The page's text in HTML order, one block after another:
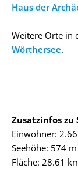
Haus der
Weitere Orte in
Wörthersee.
Zusatzinfos zu
Einwohner:
Seehöhe: 574 m
Fläche: 28.61